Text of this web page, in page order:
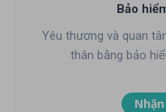
Bảo
Yêu thương và quan
thân bằng bảo